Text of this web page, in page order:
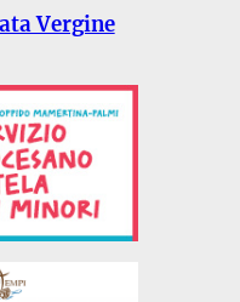
Vergine